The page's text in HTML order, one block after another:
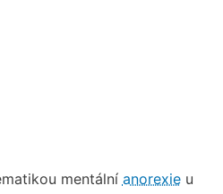
mentální anorexieu